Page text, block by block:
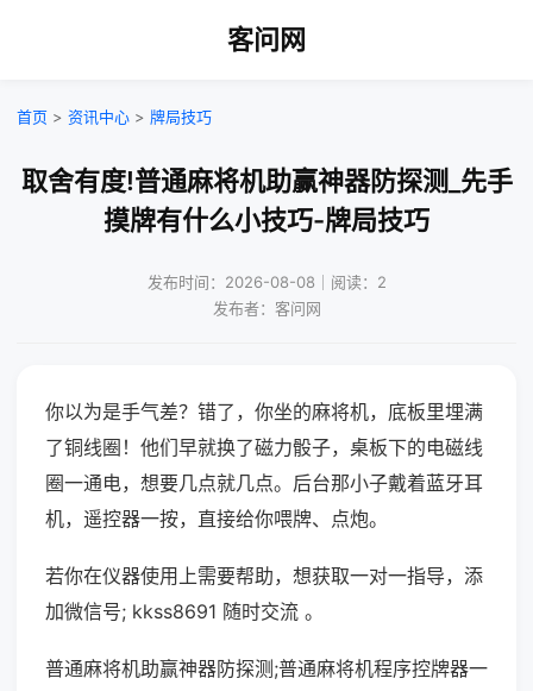
客问网
首页 > 资讯中心 > 牌局技巧
取舍有度!普通麻将机助赢神器防探测_先手
摸牌有什么小技巧-牌局技巧
发布时间：2026-08-08｜阅读：2
发布者：客问网
你以为是手气差？错了，你坐的麻将机，底板里埋满
了铜线圈！他们早就换了磁力骰子，桌板下的电磁线
圈一通电，想要几点就几点。后台那小子戴着蓝牙耳
机，遥控器一按，直接给你喂牌、点炮。
若你在仪器使用上需要帮助，想获取一对一指导，添
加微信号; kkss8691 随时交流 。
普通麻将机助赢神器防探测;普通麻将机程序控牌器一